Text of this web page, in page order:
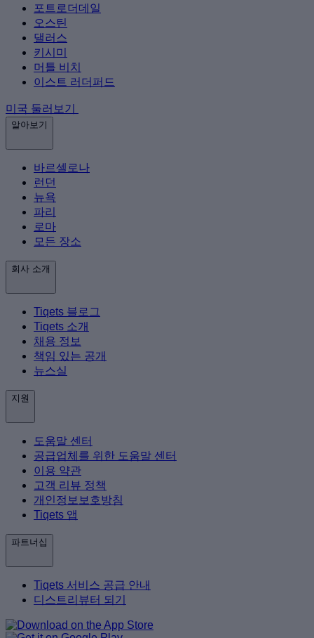
포트로더데일
오스틴
댈러스
키시미
머틀 비치
이스트 러더퍼드
미국 둘러보기
알아보기
바르셀로나
런던
뉴욕
파리
로마
모든 장소
회사 소개
Tiqets 블로그
Tiqets 소개
채용 정보
책임 있는 공개
뉴스실
지원
도움말 센터
공급업체를 위한 도움말 센터
이용 약관
고객 리뷰 정책
개인정보보호방침
Tiqets 앱
파트너십
Tiqets 서비스 공급 안내
디스트리뷰터 되기